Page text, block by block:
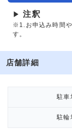
▶ 注釈
※1.お申込み時間や
す。
店舗詳細
駐車
駐輪